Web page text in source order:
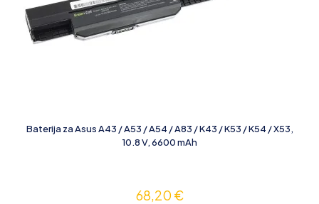
Baterija za Asus A43 / A53 / A54 / A83 / K43 / K53 / K54 / X53,
10.8 V, 6600 mAh
68,20 €